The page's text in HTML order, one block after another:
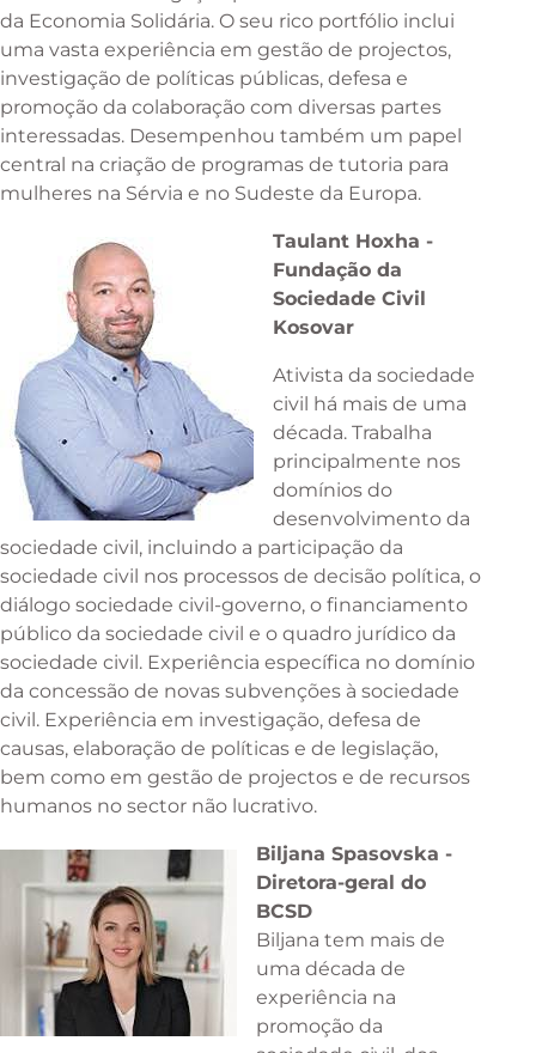
da Economia Solidária. O seu rico portfólio inclui
uma vasta experiência em gestão de projectos,
investigação de políticas públicas, defesa e
promoção da colaboração com diversas partes
interessadas. Desempenhou também um papel
central na criação de programas de tutoria para
mulheres na Sérvia e no Sudeste da Europa.
Taulant Hoxha -
Fundação da
Sociedade Civil
Kosovar
Ativista da sociedade
civil há mais de uma
década. Trabalha
principalmente nos
domínios do
desenvolvimento da
sociedade civil, incluindo a participação da
sociedade civil nos processos de decisão política, o
diálogo sociedade civil-governo, o financiamento
público da sociedade civil e o quadro jurídico da
sociedade civil. Experiência específica no domínio
da concessão de novas subvenções à sociedade
civil. Experiência em investigação, defesa de
causas, elaboração de políticas e de legislação,
bem como em gestão de projectos e de recursos
humanos no sector não lucrativo.
Biljana Spasovska -
Diretora-geral do
BCSD
Biljana tem mais de
uma década de
experiência na
promoção da